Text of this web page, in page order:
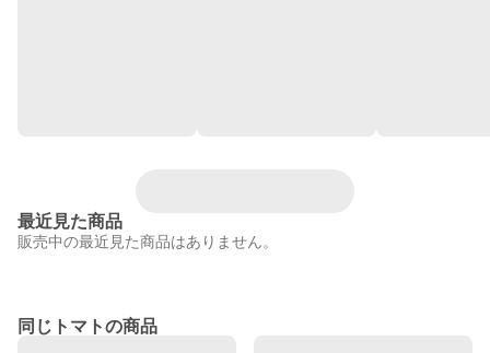
最近見た商品
販売中の最近見た商品はありません。
同じトマトの商品